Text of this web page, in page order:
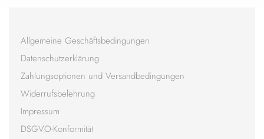
Allgemeine Geschäftsbedingungen
Datenschutzerklärung
Zahlungsoptionen und Versandbedingungen
Widerrufsbelehrung
Impressum
DSGVO-Konformität